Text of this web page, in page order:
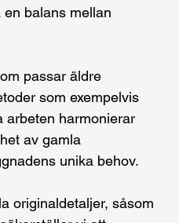
balans mellan
passar äldre
som exempelvis
arbeten harmonierar
av gamla
unika behov.
originaldetaljer, såsom